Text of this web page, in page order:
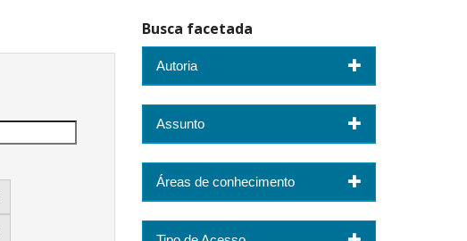
Busca facetada
Autoria
Assunto
Áreas de conhecimento